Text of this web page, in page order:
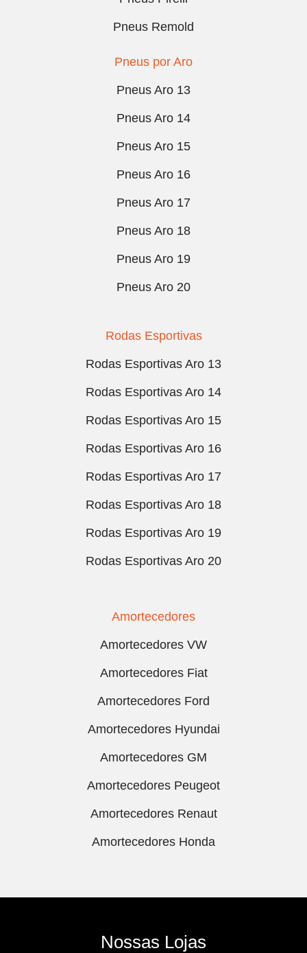
Pneus Remold
Pneus por Aro
Pneus Aro 13
Pneus Aro 14
Pneus Aro 15
Pneus Aro 16
Pneus Aro 17
Pneus Aro 18
Pneus Aro 19
Pneus Aro 20
Rodas Esportivas
Rodas Esportivas Aro 13
Rodas Esportivas Aro 14
Rodas Esportivas Aro 15
Rodas Esportivas Aro 16
Rodas Esportivas Aro 17
Rodas Esportivas Aro 18
Rodas Esportivas Aro 19
Rodas Esportivas Aro 20
Amortecedores
Amortecedores VW
Amortecedores Fiat
Amortecedores Ford
Amortecedores Hyundai
Amortecedores GM
Amortecedores Peugeot
Amortecedores Renaut
Amortecedores Honda
Nossas Lojas